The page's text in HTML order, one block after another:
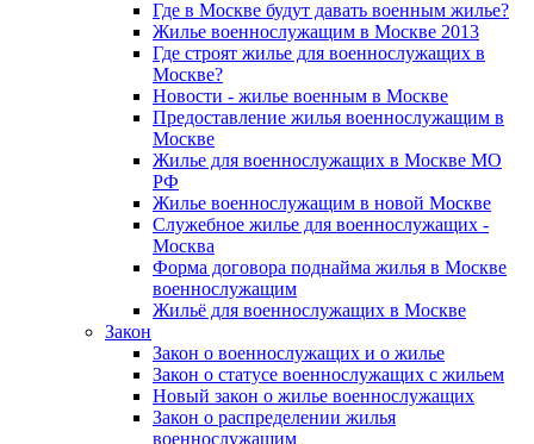
Где в Москве будут давать военным жилье?
Жилье военнослужащим в Москве 2013
Где строят жилье для военнослужащих в
Москве?
Новости - жилье военным в Москве
Предоставление жилья военнослужащим в
Москве
Жилье для военнослужащих в Москве МО
РФ
Жилье военнослужащим в новой Москве
Служебное жилье для военнослужащих -
Москва
Форма договора поднайма жилья в Москве
военнослужащим
Жильё для военнослужащих в Москве
Закон
Закон о военнослужащих и о жилье
Закон о статусе военнослужащих с жильем
Новый закон о жилье военнослужащих
Закон о распределении жилья
военнослужащим